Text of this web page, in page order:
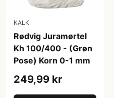
KALK
Rødvig Juramørtel
Kh 100/400 - (Grøn
Pose) Korn 0-1 mm
249,99 kr